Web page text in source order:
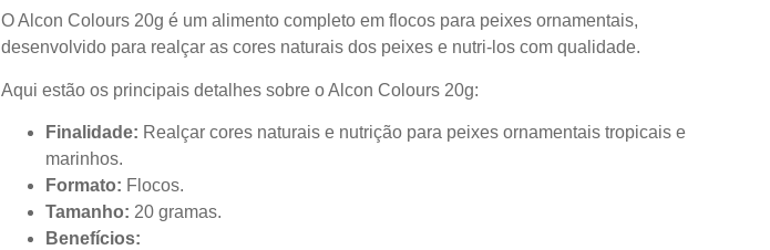
O Alcon Colours 20g é um alimento completo em flocos para peixes ornamentais,
desenvolvido para realçar as cores naturais dos peixes e nutri-los com qualidade.
Aqui estão os principais detalhes sobre o Alcon Colours 20g:
Finalidade: Realçar cores naturais e nutrição para peixes ornamentais tropicais e
marinhos.
Formato: Flocos.
Tamanho: 20 gramas.
Benefícios: